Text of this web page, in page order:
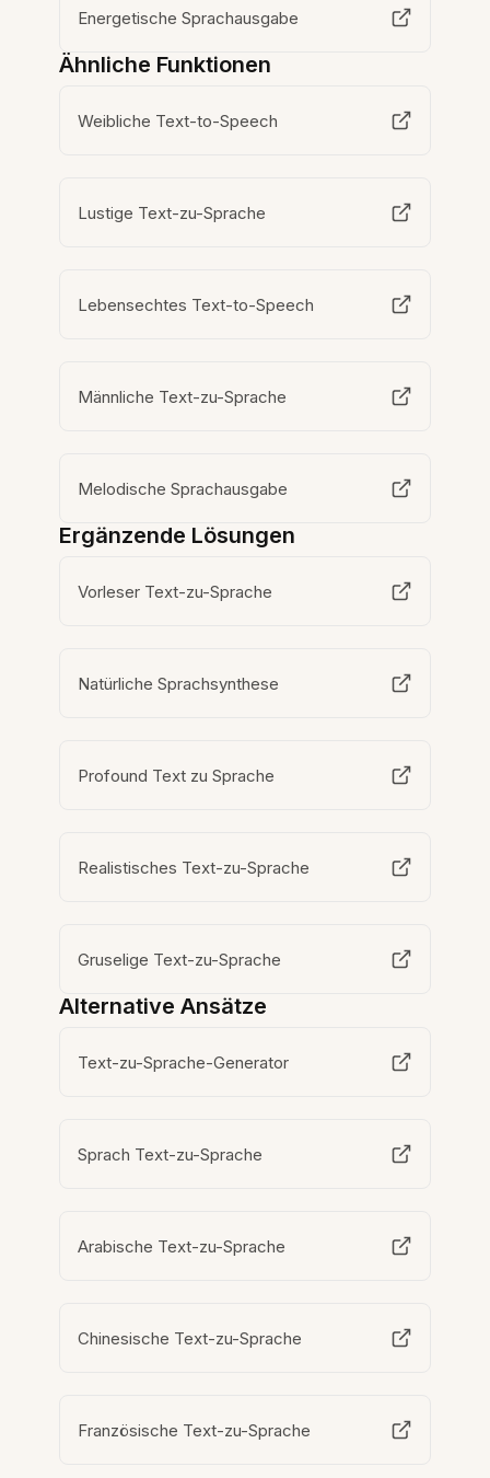
Energetische Sprachausgabe
Ähnliche Funktionen
Weibliche Text-to-Speech
Lustige Text-zu-Sprache
Lebensechtes Text-to-Speech
Männliche Text-zu-Sprache
Melodische Sprachausgabe
Ergänzende Lösungen
Vorleser Text-zu-Sprache
Natürliche Sprachsynthese
Profound Text zu Sprache
Realistisches Text-zu-Sprache
Gruselige Text-zu-Sprache
Alternative Ansätze
Text-zu-Sprache-Generator
Sprach Text-zu-Sprache
Arabische Text-zu-Sprache
Chinesische Text-zu-Sprache
Französische Text-zu-Sprache